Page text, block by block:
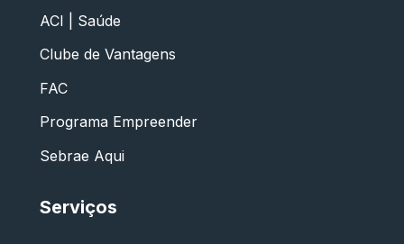
ACI | Saúde
Clube de Vantagens
FAC
Programa Empreender
Sebrae Aqui
Serviços